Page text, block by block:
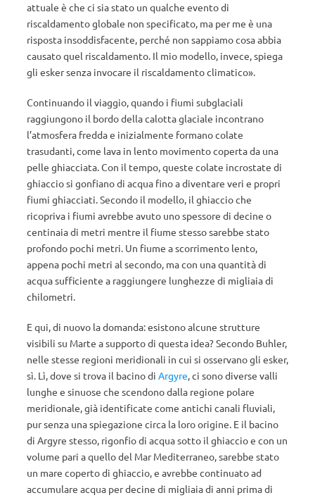
attuale è che ci sia stato un qualche evento di
riscaldamento globale non specificato, ma per me è una
risposta insoddisfacente, perché non sappiamo cosa abbia
causato quel riscaldamento. Il mio modello, invece, spiega
gli esker senza invocare il riscaldamento climatico».
Continuando il viaggio, quando i fiumi subglaciali
raggiungono il bordo della calotta glaciale incontrano
l’atmosfera fredda e inizialmente formano colate
trasudanti, come lava in lento movimento coperta da una
pelle ghiacciata. Con il tempo, queste colate incrostate di
ghiaccio si gonfiano di acqua fino a diventare veri e propri
fiumi ghiacciati. Secondo il modello, il ghiaccio che
ricopriva i fiumi avrebbe avuto uno spessore di decine o
centinaia di metri mentre il fiume stesso sarebbe stato
profondo pochi metri. Un fiume a scorrimento lento,
appena pochi metri al secondo, ma con una quantità di
acqua sufficiente a raggiungere lunghezze di migliaia di
chilometri.
E qui, di nuovo la domanda: esistono alcune strutture
visibili su Marte a supporto di questa idea? Secondo Buhler,
nelle stesse regioni meridionali in cui si osservano gli esker,
sì. Lì, dove si trova il bacino di Argyre, ci sono diverse valli
lunghe e sinuose che scendono dalla regione polare
meridionale, già identificate come antichi canali fluviali,
pur senza una spiegazione circa la loro origine. E il bacino
di Argyre stesso, rigonfio di acqua sotto il ghiaccio e con un
volume pari a quello del Mar Mediterraneo, sarebbe stato
un mare coperto di ghiaccio, e avrebbe continuato ad
accumulare acqua per decine di migliaia di anni prima di